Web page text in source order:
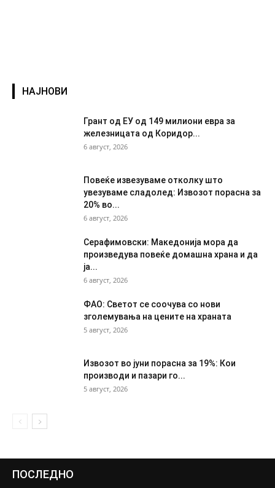
НАЈНОВИ
Грант од ЕУ од 149 милиони евра за
железницата од Коридор...
6 август, 2026
Повеќе извезуваме отколку што
увезуваме сладолед: Извозот порасна за
20% во...
6 август, 2026
Серафимовски: Македонија мора да
произведува повеќе домашна храна и да
ја...
6 август, 2026
ФАО: Светот се соочува со нови
зголемувања на цените на храната
5 август, 2026
Извозот во јуни порасна за 19%: Кои
производи и пазари го...
5 август, 2026
ПОСЛЕДНО